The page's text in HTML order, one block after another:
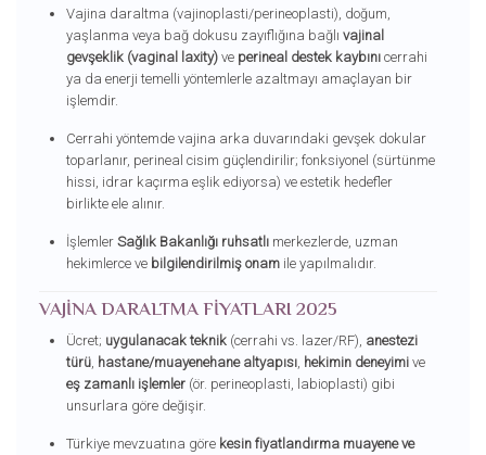
Vajina daraltma (vajinoplasti/perineoplasti), doğum,
yaşlanma veya bağ dokusu zayıflığına bağlı vajinal
gevşeklik (vaginal laxity)ve perineal destek kaybınıcerrahi
ya da enerji temelli yöntemlerle azaltmayı amaçlayan bir
işlemdir.
Cerrahi yöntemde vajina arka duvarındaki gevşek dokular
toparlanır, perineal cisim güçlendirilir; fonksiyonel (sürtünme
hissi, idrar kaçırma eşlik ediyorsa) ve estetik hedefler
birlikte ele alınır.
İşlemler Sağlık Bakanlığı ruhsatlımerkezlerde, uzman
hekimlerce ve bilgilendirilmiş onamile yapılmalıdır.
VAJINA DARALTMA FIYATLARI 2025
Ücret; uygulanacak teknik(cerrahi vs. lazer/RF), anestezi
türü, hastane/muayenehane altyapısı, hekimin deneyimive
eş zamanlı işlemler(ör. perineoplasti, labioplasti) gibi
unsurlara göre değişir.
Türkiye mevzuatına göre kesin fiyatlandırma muayene ve